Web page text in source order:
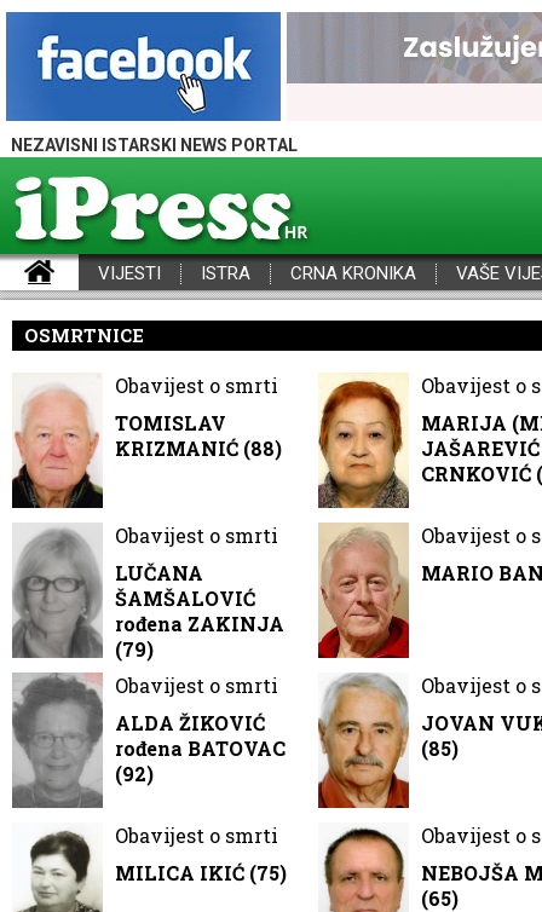
NEZAVISNI ISTARSKI NEWS PORTAL
VIJESTI ISTRA CRNA KRONIKA VAŠE
OSMRTNICE
Obavijest o smrti
TOMISLAV
KRIZMANIĆ (88)
Obavijest o
MARIJA
CRNKOVIĆ
Obavijest o smrti
LUČANA
ŠAMŠALOVIĆ
rođena ZAKINJA
(79)
Obavijest o
MARIO
Obavijest o smrti
ALDA ŽIKOVIĆ
rođena BATOVAC
(92)
Obavijest o
JOVAN
(85)
Obavijest o smrti
MILICA IKIĆ (75)
Obavijest o
NEBOJŠA
(65)